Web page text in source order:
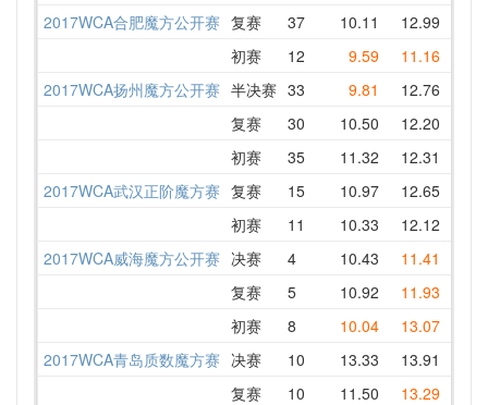
2017WCA合肥魔方公开赛 复赛 37 10.11 12.99
初赛 12 9.59 11.16
2017WCA扬州魔方公开赛 半决赛 33 9.81 12.76
复赛 30 10.50 12.20
初赛 35 11.32 12.31
2017WCA武汉正阶魔方赛 复赛 15 10.97 12.65
初赛 11 10.33 12.12
2017WCA威海魔方公开赛 决赛 4 10.43 11.41
复赛 5 10.92 11.93
初赛 8 10.04 13.07
2017WCA青岛质数魔方赛 决赛 10 13.33 13.91
复赛 10 11.50 13.29